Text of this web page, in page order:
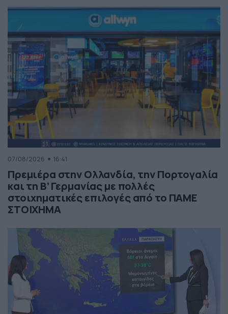
07/08/2026 16:41
Πρεμιέρα στην Ολλανδία, την Πορτογαλία
και τη Β’ Γερμανίας με πολλές
στοιχηματικές επιλογές από το ΠΑΜΕ
ΣΤΟΙΧΗΜΑ